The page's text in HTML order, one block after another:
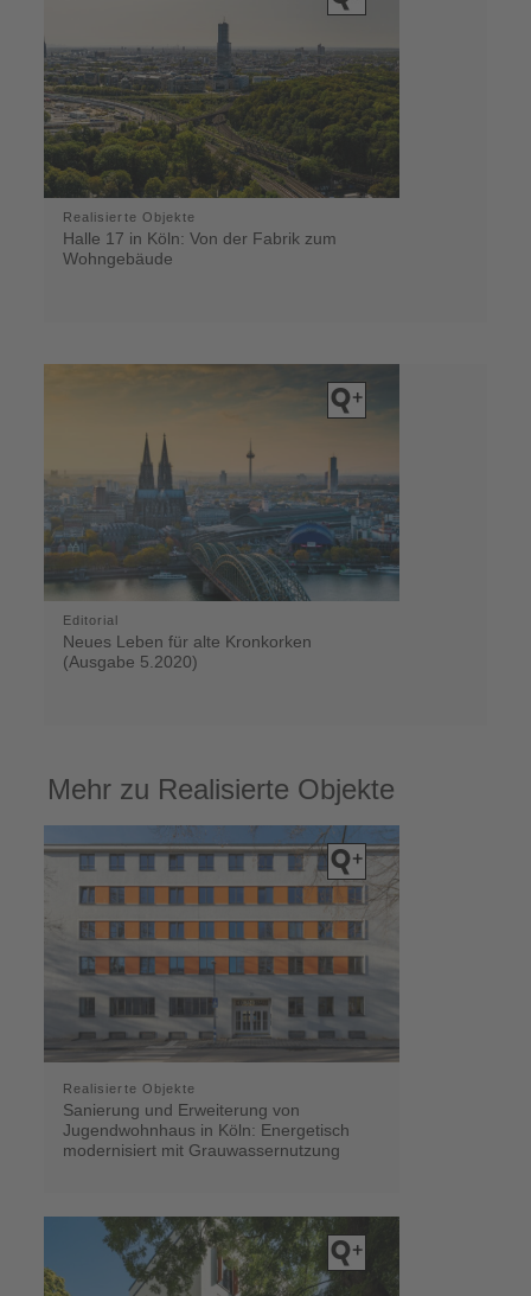
Realisierte Objekte
Halle 17 in Köln: Von der Fabrik zum
Wohngebäude
Editorial
Neues Leben für alte Kronkorken
(Ausgabe 5.2020)
Mehr zu Realisierte Objekte
Realisierte Objekte
Sanierung und Erweiterung von
Jugendwohnhaus in Köln: Energetisch
modernisiert mit Grauwassernutzung